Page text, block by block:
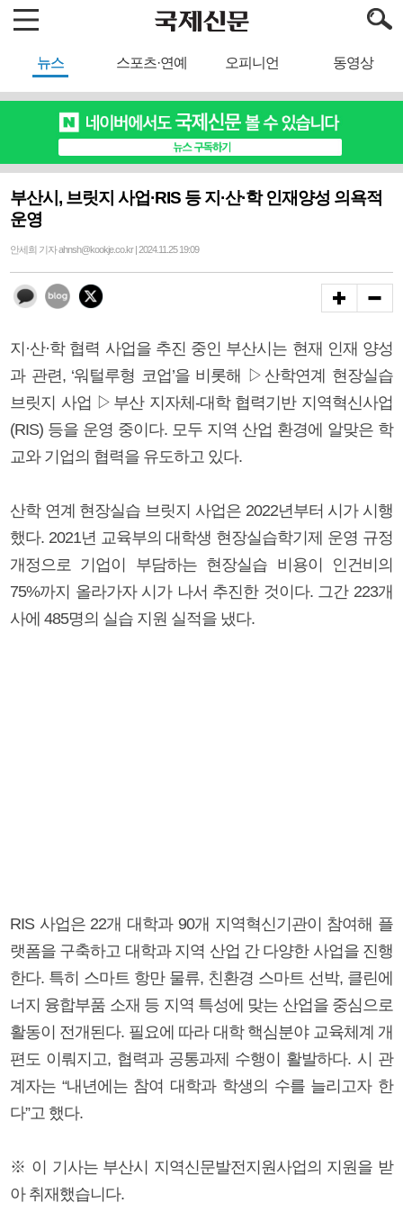
뉴스 스포츠·연예 오피니언 동영상
부산시, 브릿지 사업·RIS 등 지·산·학 인재양성 의욕적
운영
안세희 기자 ahnsh@kookje.co.kr | 2024.11.25 19:09
지·산·학 협력 사업을 추진 중인 부산시는 현재 인재 양성
과 관련, ‘워털루형 코업’을 비롯해 ▷산학연계 현장실습
브릿지 사업 ▷부산 지자체-대학 협력기반 지역혁신사업
(RIS) 등을 운영 중이다. 모두 지역 산업 환경에 알맞은 학
교와 기업의 협력을 유도하고 있다.
산학 연계 현장실습 브릿지 사업은 2022년부터 시가 시행
했다. 2021년 교육부의 대학생 현장실습학기제 운영 규정
개정으로 기업이 부담하는 현장실습 비용이 인건비의
75%까지 올라가자 시가 나서 추진한 것이다. 그간 223개
사에 485명의 실습 지원 실적을 냈다.
RIS 사업은 22개 대학과 90개 지역혁신기관이 참여해 플
랫폼을 구축하고 대학과 지역 산업 간 다양한 사업을 진행
한다. 특히 스마트 항만 물류, 친환경 스마트 선박, 클린에
너지 융합부품 소재 등 지역 특성에 맞는 산업을 중심으로
활동이 전개된다. 필요에 따라 대학 핵심분야 교육체계 개
편도 이뤄지고, 협력과 공통과제 수행이 활발하다. 시 관
계자는 “내년에는 참여 대학과 학생의 수를 늘리고자 한
다”고 했다.
※ 이 기사는 부산시 지역신문발전지원사업의 지원을 받
아 취재했습니다.